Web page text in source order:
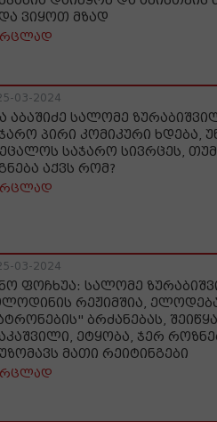
ვიყოთ მზად
03-2024
აბაშიძე სალომე
პირი კომიკური ხდება,
საჯარო სივრცეს,
აქვს რომ?
03-2024
ფოჩხუა: სალომე
რეჟიმშია,
ბრძანებას,
ეტყობა, ჯერ
მათი რეიტინგები